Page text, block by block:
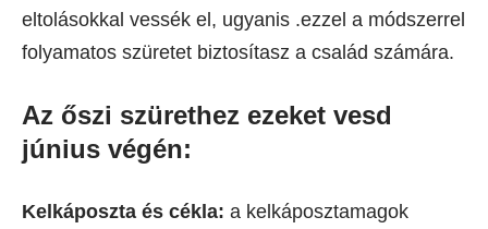
eltolásokkal vessék el, ugyanis .ezzel a módszerrel
folyamatos szüretet biztosítasz a család számára.
Az őszi szürethez ezeket vesd
június végén:
Kelkáposzta és cékla: a kelkáposztamagok